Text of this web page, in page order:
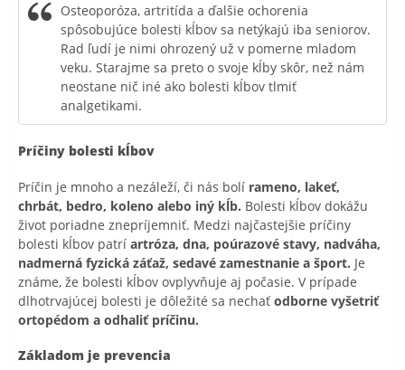
Osteoporóza, artritída a ďalšie ochorenia
spôsobujúce bolesti kĺbov sa netýkajú iba seniorov.
Rad ľudí je nimi ohrozený už v pomerne mladom
veku. Starajme sa preto o svoje kĺby skôr, než nám
neostane nič iné ako bolesti kĺbov tlmiť
analgetikami.
Príčiny bolesti kĺbov
Príčin je mnoho a nezáleží, či nás bolí rameno, lakeť,
chrbát, bedro, koleno alebo iný kĺb. Bolesti kĺbov dokážu
život poriadne znepríjemniť. Medzi najčastejšie príčiny
bolesti kĺbov patrí artróza, dna, poúrazové stavy, nadváha,
nadmerná fyzická záťaž, sedavé zamestnanie a šport. Je
známe, že bolesti kĺbov ovplyvňuje aj počasie. V prípade
dlhotrvajúcej bolesti je dôležité sa nechať odborne vyšetriť
ortopédom a odhaliť príčinu.
Základom je prevencia